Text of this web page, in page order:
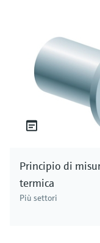
Principio di
termica
Più settori